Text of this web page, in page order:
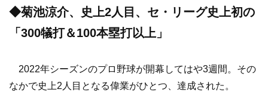
◆菊池涼介、史上2人目、セ・リーグ史上初の
「300犠打＆100本塁打以上」
2022年シーズンのプロ野球が開幕してはや3週間。その
なかで史上2人目となる偉業がひとつ、達成された。